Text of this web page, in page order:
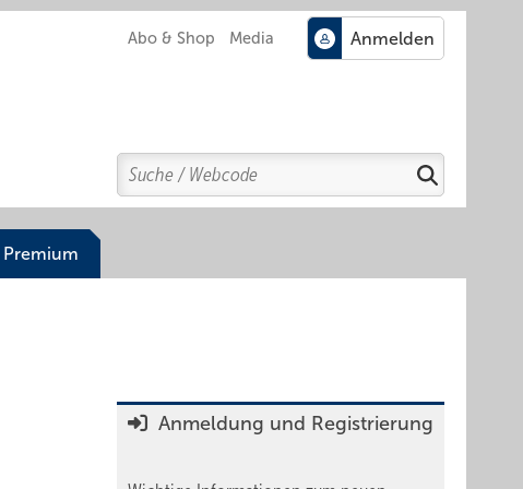
Abo & Shop Media
Search
Suchen
Premium
Anmeldung und Registrierung